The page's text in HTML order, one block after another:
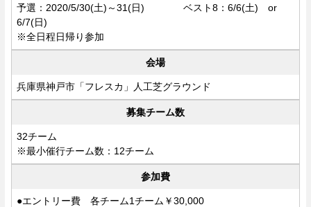
予選：2020/5/30(土)～31(日) ベスト8：6/6(土) or
6/7(日)
※全日程日帰り参加
会場
兵庫県神戸市「フレスカ」人工芝グラウンド
募集チーム数
32チーム
※最小催行チーム数：12チーム
参加費
●エントリー費 各チーム1チーム￥30,000